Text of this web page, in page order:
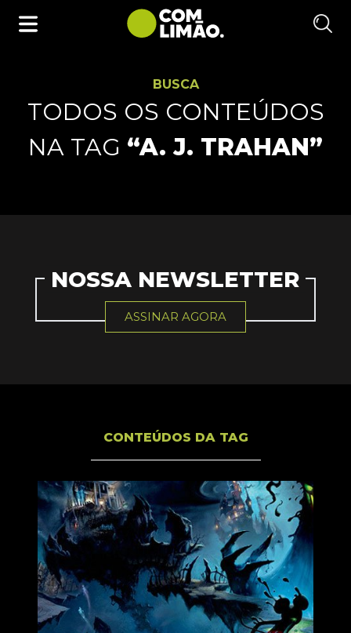
BUSCA
TODOS OS CONTEÚDOS
NA TAG “A. J. TRAHAN”
NOSSA NEWSLETTER
ASSINAR AGORA
CONTEÚDOS DA TAG